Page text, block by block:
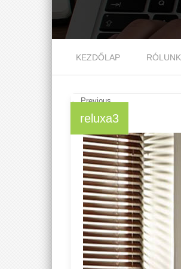
Menu
KEZDŐLAP
RÓLUNK
reluxa3
← Previous